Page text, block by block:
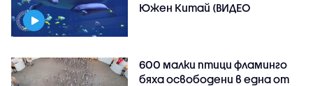
Южен Китай (ВИДЕО
600 малки птици фламинго
бяха освободени в една от